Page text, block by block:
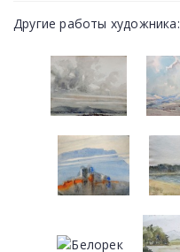
Другие работы художника: